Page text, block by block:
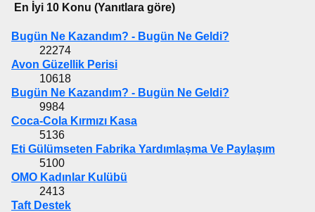
En İyi 10 Konu (Yanıtlara göre)
Bugün Ne Kazandım? - Bugün Ne Geldi?
22274
Avon Güzellik Perisi
10618
Bugün Ne Kazandım? - Bugün Ne Geldi?
9984
Coca-Cola Kırmızı Kasa
5136
Eti Gülümseten Fabrika Yardımlaşma Ve Paylaşım
5100
OMO Kadınlar Kulübü
2413
Taft Destek